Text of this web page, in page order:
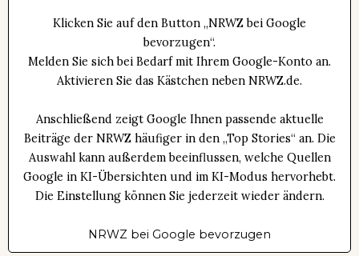
Klicken Sie auf den Button „NRWZ bei Google
bevorzugen“.
Melden Sie sich bei Bedarf mit Ihrem Google-Konto an.
Aktivieren Sie das Kästchen neben NRWZ.de.
Anschließend zeigt Google Ihnen passende aktuelle
Beiträge der NRWZ häufiger in den „Top Stories“ an. Die
Auswahl kann außerdem beeinflussen, welche Quellen
Google in KI-Übersichten und im KI-Modus hervorhebt.
Die Einstellung können Sie jederzeit wieder ändern.
NRWZ bei Google bevorzugen